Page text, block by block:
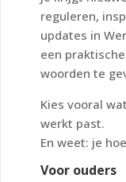
reguleren,
updates in
een
woorden te
Kies vooral
werkt past.
En weet: je
Voor ouders